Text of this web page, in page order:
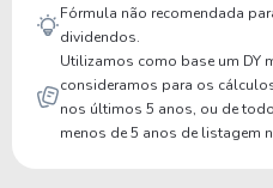
Fórmula não recomendada
dividendos.
Utilizamos como base um DY
consideramos para os
nos últimos 5 anos, ou de
menos de 5 anos de listagem